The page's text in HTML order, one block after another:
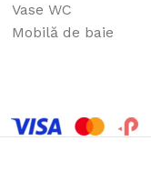
Vase WC
Mobilă de baie